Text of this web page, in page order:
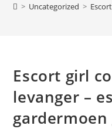
> Uncategorized >
Escort girl
levanger –